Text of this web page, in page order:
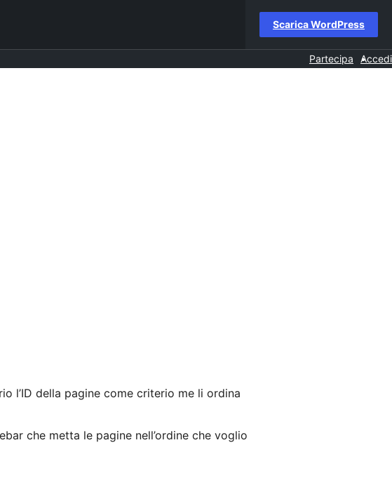
Scarica WordPress
Partecipa Accedi
l’ID della pagine come criterio me li ordina
che metta le pagine nell’ordine che voglio